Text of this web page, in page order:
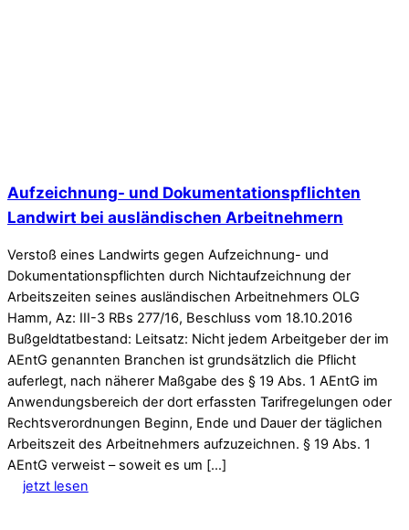
Aufzeichnung- und Dokumentationspflichten
Landwirt bei ausländischen Arbeitnehmern
Verstoß eines Landwirts gegen Aufzeichnung- und
Dokumentationspflichten durch Nichtaufzeichnung der
Arbeitszeiten seines ausländischen Arbeitnehmers OLG
Hamm, Az: III-3 RBs 277/16, Beschluss vom 18.10.2016
Bußgeldtatbestand: Leitsatz: Nicht jedem Arbeitgeber der im
AEntG genannten Branchen ist grundsätzlich die Pflicht
auferlegt, nach näherer Maßgabe des § 19 Abs. 1 AEntG im
Anwendungsbereich der dort erfassten Tarifregelungen oder
Rechtsverordnungen Beginn, Ende und Dauer der täglichen
Arbeitszeit des Arbeitnehmers aufzuzeichnen. § 19 Abs. 1
AEntG verweist – soweit es um […]
jetzt lesen